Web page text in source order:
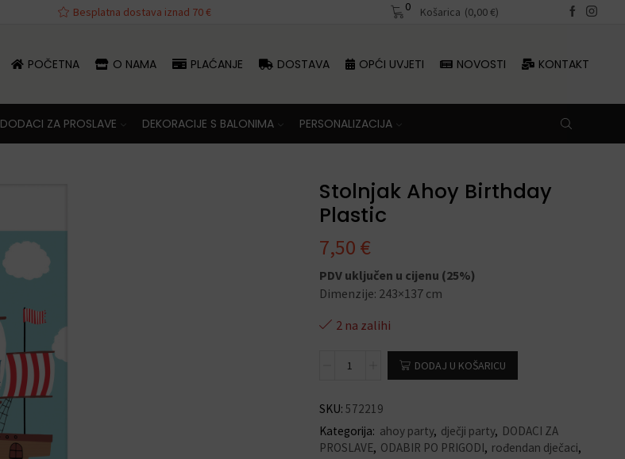
Besplatna dostava iznad 70 € Besplatna dostava iznad 70 €
0 Košarica (0,00€)
POČETNA O NAMA PLAĆANJE DOSTAVA OPĆI UVJETI NOVOSTI KONTAKT
DODACI ZA PROSLAVE DEKORACIJE S BALONIMA PERSONALIZACIJA
Stolnjak Ahoy Birthday
Plastic
7,50 €
PDV uključen u cijenu (25%)
Dimenzije: 243×137 cm
2 na zalihi
DODAJ U KOŠARICU
SKU: 572219
Kategorija: ahoy party, dječji party, DODACI ZA
PROSLAVE, ODABIR PO PRIGODI, rođendan dječaci,